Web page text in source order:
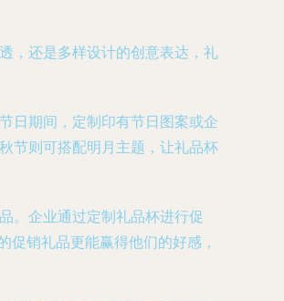
，还是多样设计的创意表达，礼
日期间，定制印有节日图案或企
节则可搭配明月主题，让礼品杯
。企业通过定制礼品杯进行促
销礼品更能赢得他们的好感，